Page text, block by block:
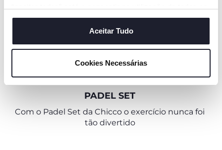
cookies. Se quiser saber mais, alterar ou revogar o
consentimento de todos ou de alguns cookies, clique em
"mostrar detalhes". Ao fechar este aviso, está a
são necessários e essenciais para garantir o
funcionamento desta página.
Aceitar Tudo
Cookies Necessárias
BRINQUEDOS
PADEL SET
Com o Padel Set da Chicco o exercício nunca foi
tão divertido